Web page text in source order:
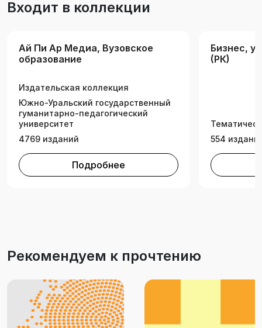
специальностей и направлений подготовки
Входит в коллекции
Ай Пи Ар Медиа, Вузовское
образование
Издательская коллекция
Южно-Уральский государственный
гуманитарно-педагогический
университет
4769 изданий
Подробнее
Бизнес,
(РК)
554
Рекомендуем к прочтению